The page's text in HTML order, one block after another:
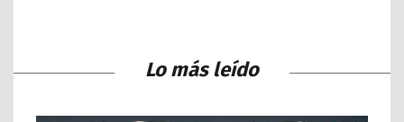
Lo más leído